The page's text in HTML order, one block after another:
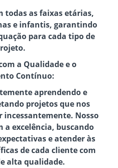
todas as faixas etárias,
e infantis, garantindo
para cada tipo de
a Qualidade e o
Contínuo:
aprendendo e
projetos que nos
Nosso
a excelência, buscando
e atender às
de cada cliente com
alta qualidade.